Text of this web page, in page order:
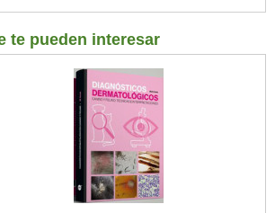
te pueden interesar